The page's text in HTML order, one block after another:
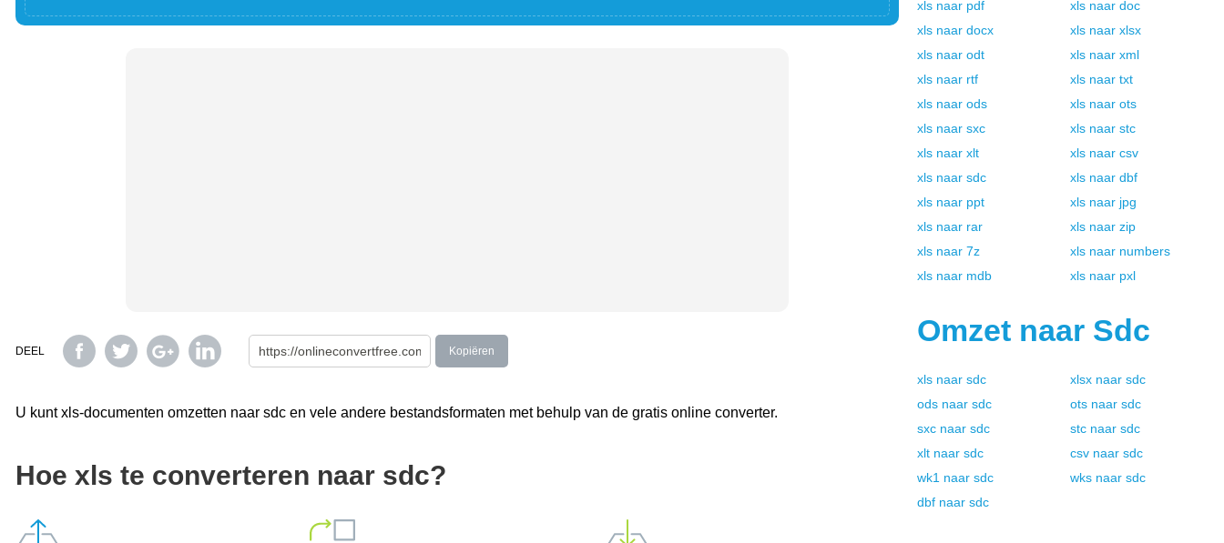
DEEL Kopiëren
U kunt xls-documenten omzetten naar sdc en vele andere bestandsformaten met behulp van de gratis online converter.
Hoe xls te converteren naar sdc?
xls naar pdf xls naar doc
xls naar docx xls naar xlsx
xls naar odt xls naar xml
xls naar rtf xls naar txt
xls naar ods xls naar ots
xls naar sxc xls naar stc
xls naar xlt xls naar csv
xls naar sdc xls naar dbf
xls naar ppt xls naar jpg
xls naar rar xls naar zip
xls naar 7z xls naar numbers
xls naar mdb xls naar pxl
Omzet naar Sdc
xls naar sdc xlsx naar sdc
ods naar sdc ots naar sdc
sxc naar sdc stc naar sdc
xlt naar sdc csv naar sdc
wk1 naar sdc wks naar sdc
dbf naar sdc